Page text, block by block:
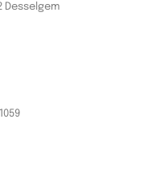
Desselgem